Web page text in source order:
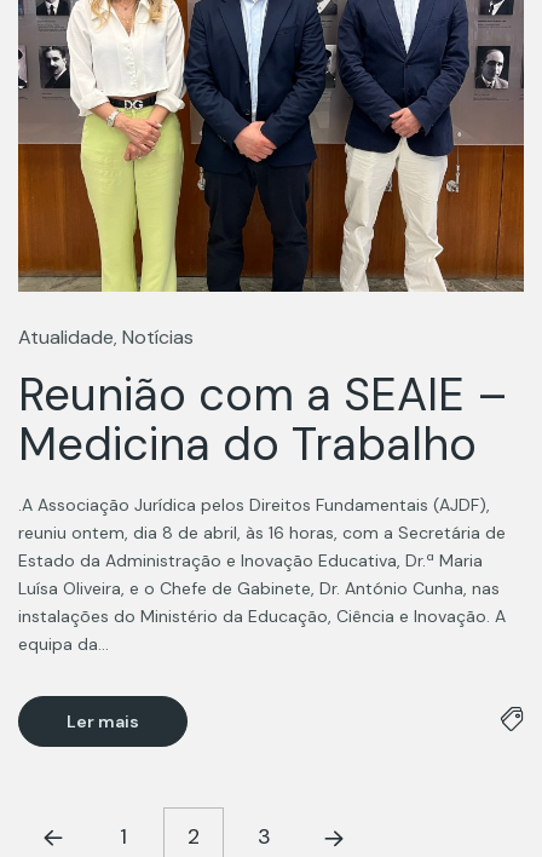
Atualidade, Notícias
Reunião com a SEAIE –
Medicina do Trabalho
.A Associação Jurídica pelos Direitos Fundamentais (AJDF),
reuniu ontem, dia 8 de abril, às 16 horas, com a Secretária de
Estado da Administração e Inovação Educativa, Dr.ª Maria
Luísa Oliveira, e o Chefe de Gabinete, Dr. António Cunha, nas
instalações do Ministério da Educação, Ciência e Inovação. A
equipa da…
Ler mais
1 2 3